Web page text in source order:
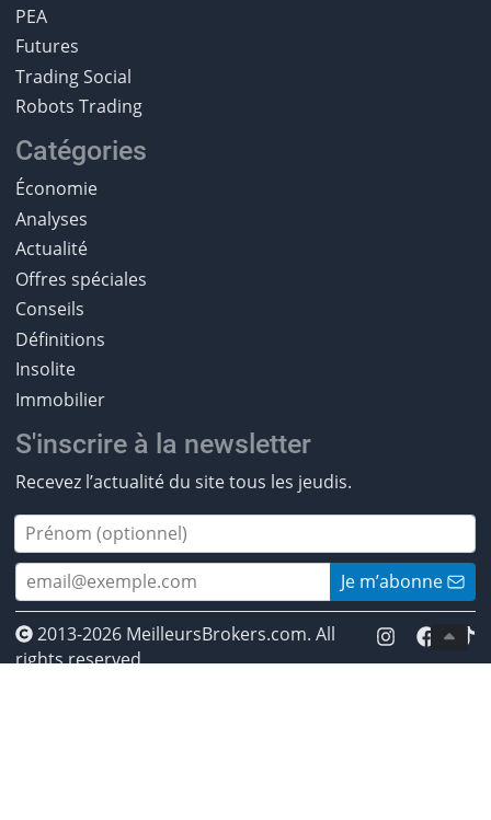
PEA
Futures
Trading Social
Robots Trading
Catégories
Économie
Analyses
Actualité
Offres spéciales
Conseils
Définitions
Insolite
Immobilier
S'inscrire à la newsletter
Recevez l’actualité du site tous les jeudis.
Je m’abonne
2013-2026 MeilleursBrokers.com. All
rights reserved.